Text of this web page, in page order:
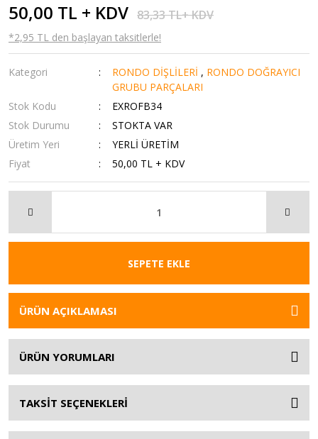
50,00 TL + KDV 83,33 TL+ KDV
*2,95 TL den başlayan taksitlerle!
Kategori RONDO DİŞLİLERİ , RONDO DOĞRAYICI
GRUBU PARÇALARI
Stok Kodu
EXROFB34
Stok Durumu
STOKTA VAR
Üretim Yeri
YERLİ ÜRETİM
Fiyat
50,00 TL + KDV
SEPETE EKLE
ÜRÜN AÇIKLAMASI
ÜRÜN YORUMLARI
TAKSİT SEÇENEKLERİ